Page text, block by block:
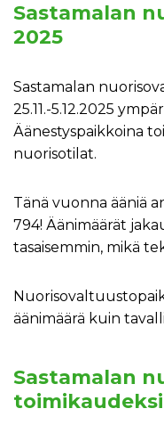
Sastamalan
2025
Sastamalan
25.11.-5.12.2025
Äänestyspaikkoina
nuorisotilat.
Tänä vuonna ääniä
794! Äänimäärät
tasaisemmin, mikä
äänimäärä kuin
Sastamalan